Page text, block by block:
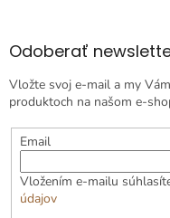
Odoberať
Vložte svoj e-mail a my
produktoch na našom e-
Email
Vložením e-mailu
údajov